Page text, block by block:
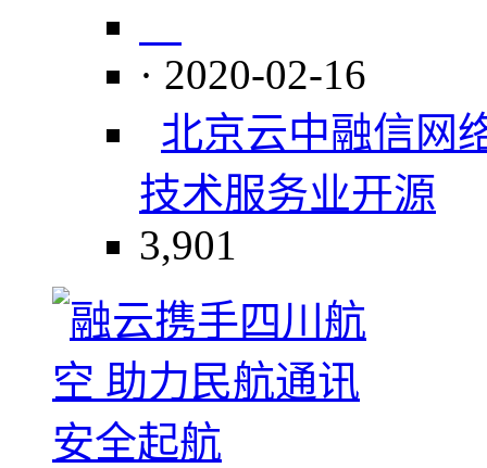
· 2020-02-16
北京云中融信网
技术服务业开源
3,901